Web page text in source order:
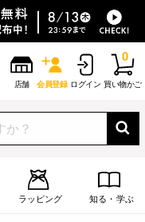
店舗 会員登録 ログイン 買い物かご
0
ラッピング 知る・学ぶ